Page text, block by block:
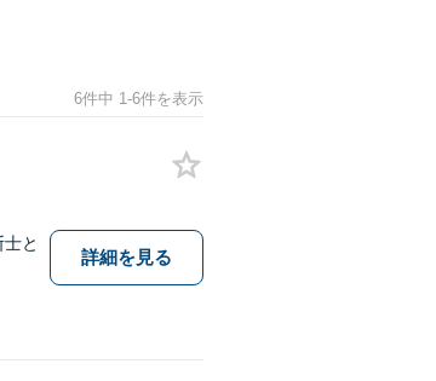
6件中 1-6件を表示
と
詳細を見る